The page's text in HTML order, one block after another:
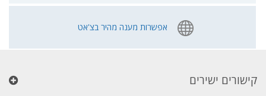
אפשרות מענה מהיר בצ'אט
קישורים ישירים